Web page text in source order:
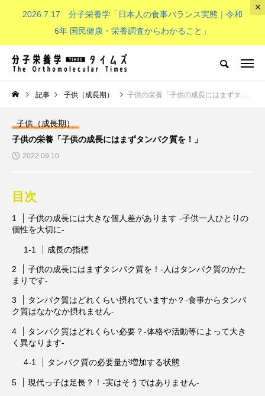
The Orthomolecular Times
分子栄養学とは 子供（成長期）
NEW POST
分子栄養学とは
eko’s method）とは？血液デー
タ解析に基づく個別化栄養療法」
2026.01.16
と効果的な摂取方法」
TAG LIST
CoQ10 DHA EPA α-リポ酸
αリポ酸 オメガ3・EPA
2026.7.17 分子栄養学「日本人の食事バランス実態｜令和
6年 国民健康・栄養調査からわかること」
記事 子供（成長期） 子供の栄養「子供の成長にはまずタンパク質を！」
子供（成長期）
子供の栄養「子供の成長にはまずタンパク質を！」
2022.09.10
目次
子供の成長には大きな個人差があります -子供一人ひとりの
個性を大切に-
成長の指標
子供の成長にはまずタンパク質を！-人はタンパク質のかた
まりです-
タンパク質はどれくらい摂れていますか？-食事からタンパ
ク質はなかなか摂れません-
タンパク質はどれくらい必要？-体格や活動等によって大き
く異なります-
タンパク質の必要量が増加する状態
現代っ子は足長？！-実はそうではありません-